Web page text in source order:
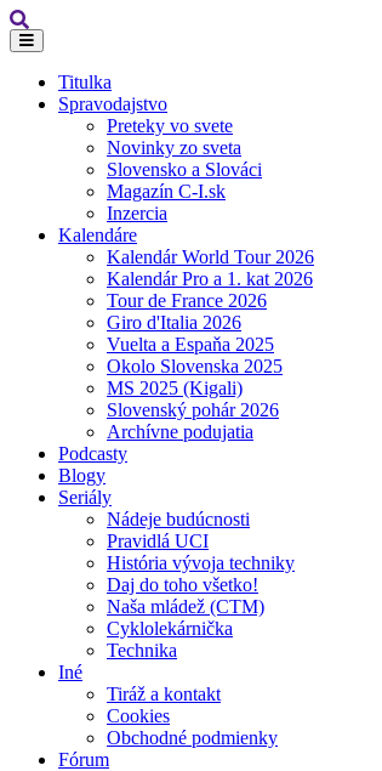
Titulka
Spravodajstvo
Preteky vo svete
Novinky zo sveta
Slovensko a Slováci
Magazín C-I.sk
Inzercia
Kalendáre
Kalendár World Tour 2026
Kalendár Pro a 1. kat 2026
Tour de France 2026
Giro d'Italia 2026
Vuelta a Espaňa 2025
Okolo Slovenska 2025
MS 2025 (Kigali)
Slovenský pohár 2026
Archívne podujatia
Podcasty
Blogy
Seriály
Nádeje budúcnosti
Pravidlá UCI
História vývoja techniky
Daj do toho všetko!
Naša mládež (CTM)
Cyklolekárnička
Technika
Iné
Tiráž a kontakt
Cookies
Obchodné podmienky
Fórum